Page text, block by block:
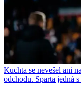
Kuchta se nevešel ani
odchodu. Sparta jedná